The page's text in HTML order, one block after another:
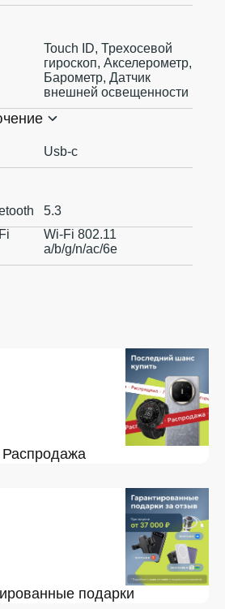
Распродажа
подарки
Touch ID, Трехосевой
гироскоп, Акселерометр,
Барометр, Датчик
внешней освещенности
Usb-c
5.3
Wi-Fi 802.11
a/b/g/n/ac/6e